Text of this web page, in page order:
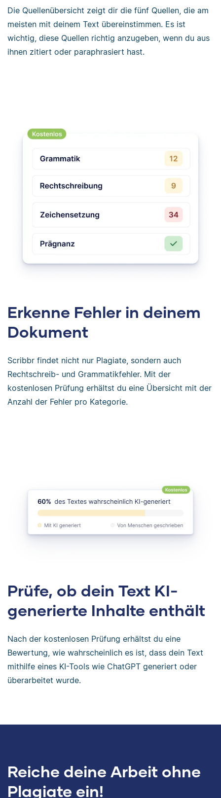
Die Quellenübersicht zeigt dir die fünf Quellen, die am
meisten mit deinem Text übereinstimmen. Es ist
wichtig, diese Quellen richtig anzugeben, wenn du aus
ihnen zitiert oder paraphrasiert hast.
Erkenne Fehler in deinem
Dokument
Scribbr findet nicht nur Plagiate, sondern auch
Rechtschreib- und Grammatikfehler. Mit der
kostenlosen Prüfung erhältst du eine Übersicht mit der
Anzahl der Fehler pro Kategorie.
Prüfe, ob dein Text KI-
generierte Inhalte enthält
Nach der kostenlosen Prüfung erhältst du eine
Bewertung, wie wahrscheinlich es ist, dass dein Text
mithilfe eines KI-Tools wie ChatGPT generiert oder
überarbeitet wurde.
Reiche deine Arbeit ohne
Plagiate ein!